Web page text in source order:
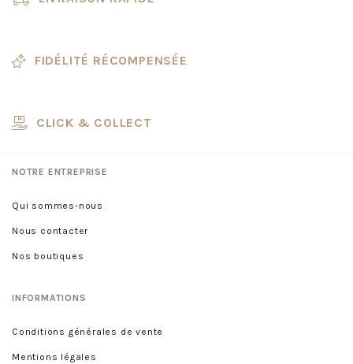
FIDÉLITÉ RÉCOMPENSÉE
CLICK & COLLECT
NOTRE ENTREPRISE
Qui sommes-nous
Nous contacter
Nos boutiques
INFORMATIONS
Conditions générales de vente
Mentions légales